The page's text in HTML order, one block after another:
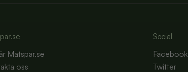
Matspar.se
oss
Social
Facebook
Twitter